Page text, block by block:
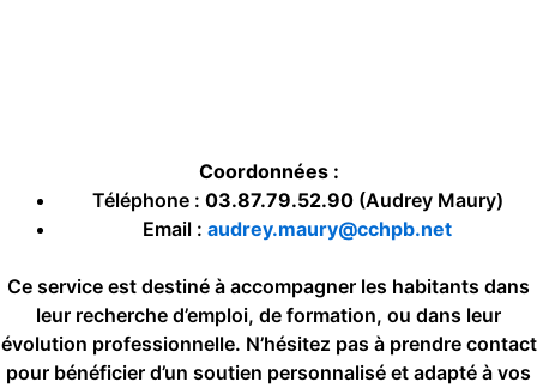
Coordonnées :
Téléphone : 03.87.79.52.90(Audrey Maury)
Email : audrey.maury@cchpb.net
Ce service est destiné à accompagner les habitants dans
leur recherche d’emploi, de formation, ou dans leur
évolution professionnelle. N’hésitez pas à prendre contact
pour bénéficier d’un soutien personnalisé et adapté à vos